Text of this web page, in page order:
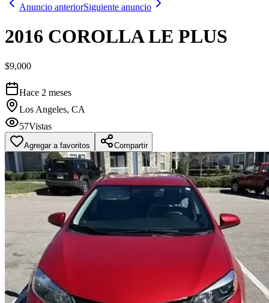
Anuncio anteriorSiguiente anuncio
2016 COROLLA LE PLUS
$9,000
Hace 2 meses
Los Angeles, CA
57Vistas
Agregar a favoritos Compartir